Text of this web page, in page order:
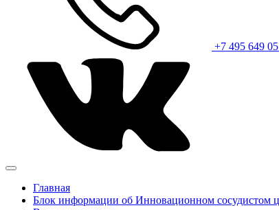
+7 495 649
Главная
Блок информации об Инновационном сосудистом